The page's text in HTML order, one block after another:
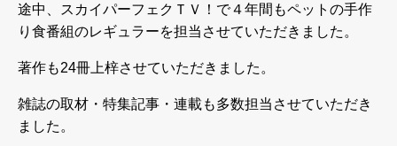
途中、スカイパーフェクＴＶ！で４年間もペットの手作
り食番組のレギュラーを担当させていただきました。
著作も24冊上梓させていただきました。
雑誌の取材・特集記事・連載も多数担当させていただき
ました。